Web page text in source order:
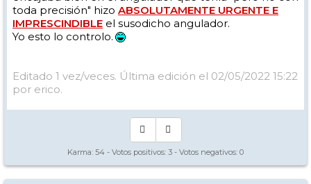
toda precisión" hizo ABSOLUTAMENTE URGENTE E
IMPRESCINDIBLE el susodicho angulador.
Yo esto lo controlo.
Editado 1 vez/veces. Última edición el 02/05/2022 15:22
por erico.
Karma: 54 - Votos positivos: 3 - Votos negativos: 0